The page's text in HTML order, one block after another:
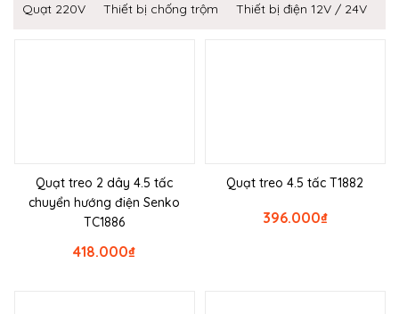
Quạt 220V Thiết bị chống trộm Thiết bị điện 12V / 24V
Quạt treo 2 dây 4.5 tấc
chuyển hướng điện Senko
TC1886
₫
418.000
Quạt treo 4.5 tấc T1882
₫
396.000